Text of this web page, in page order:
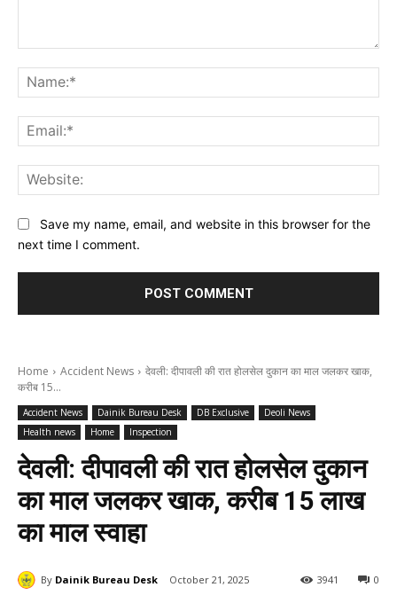
Save my name, email, and website in this browser for the
next time I comment.